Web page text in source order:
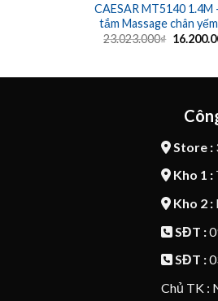
CAESAR MT5140 1.4M
tắm Massage chân
23.023.000₫ Giá
Store :
Kho 1 :
Kho 2 :
SĐT :
SĐT :
Chủ TK :